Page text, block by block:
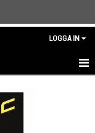
LOGGA IN